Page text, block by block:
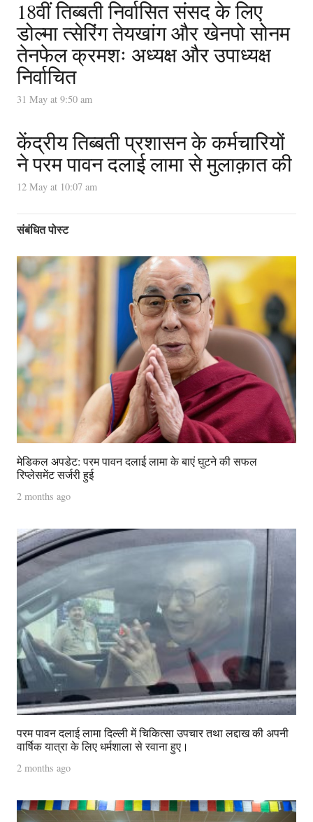
18वीं तिब्बती निर्वासित संसद के लिए
डोल्मा त्सेरिंग तेयखांग और खेनपो सोनम
तेनफेल क्रमशः अध्यक्ष और उपाध्यक्ष
निर्वाचित
31 May at 9:50 am
केंद्रीय तिब्बती प्रशासन के कर्मचारियों
ने परम पावन दलाई लामा से मुलाक़ात की
12 May at 10:07 am
संबंधित पोस्ट
मेडिकल अपडेट: परम पावन दलाई लामा के बाएं घुटने की सफल
रिप्लेसमेंट सर्जरी हुई
2 months ago
परम पावन दलाई लामा दिल्ली में चिकित्सा उपचार तथा लद्दाख की अपनी
वार्षिक यात्रा के लिए धर्मशाला से रवाना हुए।
2 months ago